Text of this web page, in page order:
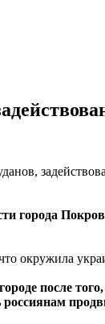
города
окружила
после